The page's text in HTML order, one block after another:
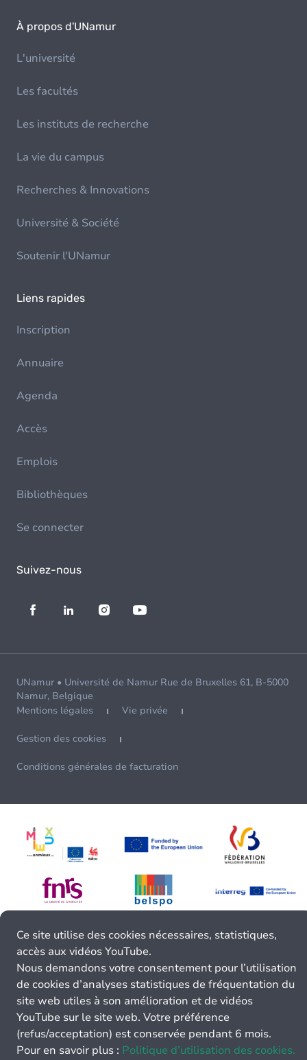
À propos d'UNamur
L'université
Les facultés
Les instituts de recherche
La vie du campus
Recherches & Innovations
Université & Société
Soutenir l'UNamur
Liens rapides
Inscription
Annuaire
Agenda
Accès
Emplois
Bibliothèques
Se connecter
Suivez-nous
UNamur • Université de Namur Rue de Bruxelles 61, B-5000
Namur, Belgique
Mentions légales
Vie privée
Gestion des cookies
Conditions générales de facturation
Ce site utilise des cookies nécessaires, statistiques,
accès aux vidéos YouTube.
Nous demandons votre consentement pour l’utilisation
de cookies d’analyses statistiques de fréquentation du
site web utiles à son amélioration et de vidéos
YouTube sur le site web. Votre préférence
(refus/acceptation) est conservée pendant 6 mois.
Pour en savoir plus : Politique d’utilisation des cookies.